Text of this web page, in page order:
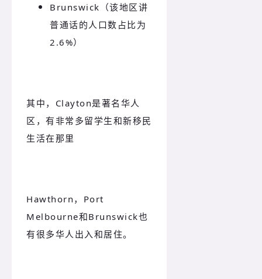
Brunswick（该地区讲
普通话的人口数占比为
2.6%）
其中，Clayton是著名华人
区，有非常多留学生和新移民
生活在那里
Hawthorn，Port
Melbourne和Brunswick也
有很多华人出入和居住。